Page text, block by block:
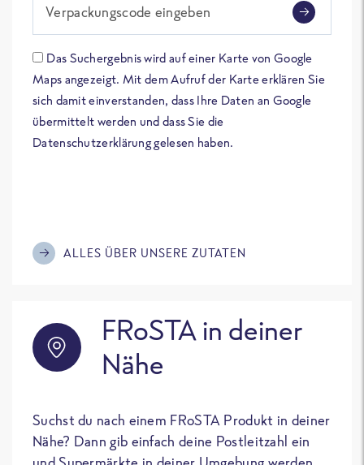
Verpackungscode eingeben
Das Suchergebnis wird auf einer Karte von Google
Maps angezeigt. Mit dem Aufruf der Karte erklären Sie
sich damit einverstanden, dass Ihre Daten an Google
übermittelt werden und dass Sie die
Datenschutzerklärung gelesen haben.
ALLES ÜBER UNSERE ZUTATEN
FRoSTA in deiner
Nähe
Suchst du nach einem FRoSTA Produkt in deiner
Nähe? Dann gib einfach deine Postleitzahl ein